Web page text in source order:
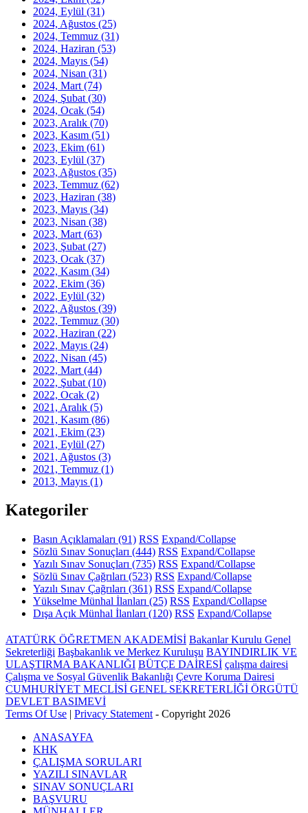
2024, Eylül (31)
2024, Ağustos (25)
2024, Temmuz (31)
2024, Haziran (53)
2024, Mayıs (54)
2024, Nisan (31)
2024, Mart (74)
2024, Şubat (30)
2024, Ocak (54)
2023, Aralık (70)
2023, Kasım (51)
2023, Ekim (61)
2023, Eylül (37)
2023, Ağustos (35)
2023, Temmuz (62)
2023, Haziran (38)
2023, Mayıs (34)
2023, Nisan (38)
2023, Mart (63)
2023, Şubat (27)
2023, Ocak (37)
2022, Kasım (34)
2022, Ekim (36)
2022, Eylül (32)
2022, Ağustos (39)
2022, Temmuz (30)
2022, Haziran (22)
2022, Mayıs (24)
2022, Nisan (45)
2022, Mart (44)
2022, Şubat (10)
2022, Ocak (2)
2021, Aralık (5)
2021, Kasım (86)
2021, Ekim (23)
2021, Eylül (27)
2021, Ağustos (3)
2021, Temmuz (1)
2013, Mayıs (1)
Kategoriler
Basın Açıklamaları (91) RSS Expand/Collapse
Sözlü Sınav Sonuçları (444) RSS Expand/Collapse
Yazılı Sınav Sonuçları (735) RSS Expand/Collapse
Sözlü Sınav Çağrıları (523) RSS Expand/Collapse
Yazılı Sınav Çağrıları (361) RSS Expand/Collapse
Yükselme Münhal İlanları (25) RSS Expand/Collapse
Dışa Açık Münhal İlanları (120) RSS Expand/Collapse
ATATÜRK ÖĞRETMEN AKADEMİSİ Bakanlar Kurulu Genel
Sekreterliği Başbakanlık ve Merkez Kuruluşu BAYINDIRLIK VE
ULAŞTIRMA BAKANLIĞI BÜTÇE DAİRESİ çalışma dairesi
Çalışma ve Sosyal Güvenlik Bakanlığı Çevre Koruma Dairesi
CUMHURİYET MECLİSİ GENEL SEKRETERLİĞİ ÖRGÜTÜ
DEVLET BASIMEVİ
Terms Of Use | Privacy Statement - Copyright 2026
ANASAYFA
KHK
ÇALIŞMA SORULARI
YAZILI SINAVLAR
SINAV SONUÇLARI
BAŞVURU